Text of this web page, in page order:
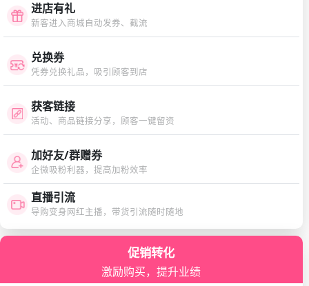
进店有礼
新客进入商城自动发券、截流
兑换券
凭券兑换礼品，吸引顾客到店
获客链接
活动、商品链接分享，顾客一键留资
加好友/群赠券
企微吸粉利器，提高加粉效率
直播引流
导购变身网红主播，带货引流随时随地
促销转化
激励购买，提升业绩